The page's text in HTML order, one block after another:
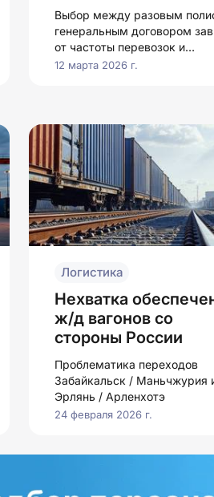
логистике
Выбор между разовым
генеральным договором
от частоты перевозок и
масштаба бизнеса
12 марта 2026 г.
Логистика
Нехватка
ж/д вагонов со
стороны России
Проблематика переходов
Забайкальск / Маньчжурия
Эрлянь / Арленхотэ
24 февраля 2026 г.